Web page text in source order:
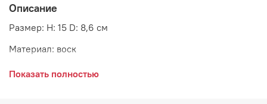
Описание
Размер: H: 15 D: 8,6 см
Материал: воск
Страна: Дания
Показать полностью